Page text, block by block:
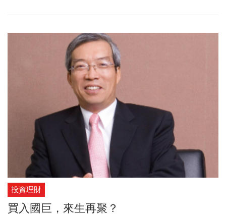
投資理財
買入國巨，來生再聚？